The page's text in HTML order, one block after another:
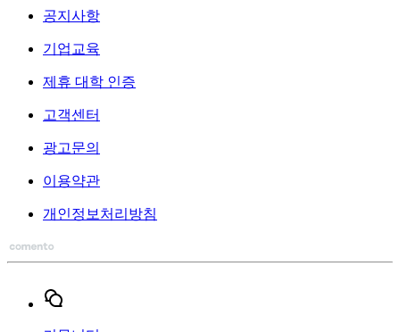
공지사항
기업교육
제휴 대학 인증
고객센터
광고문의
이용약관
개인정보처리방침